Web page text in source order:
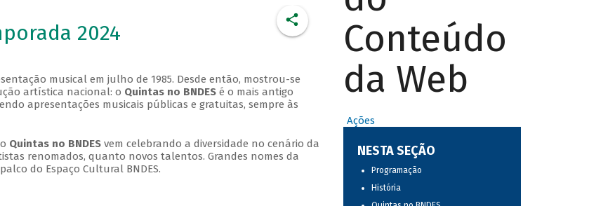
2024
musical em julho de 1985. Desde então, mostrou-se
artística nacional: o Quintas no BNDESé o mais antigo
apresentações musicais públicas e gratuitas, sempre às
Quintas no BNDESvem celebrando a diversidade no cenário da
renomados, quanto novos talentos. Grandes nomes da
do Espaço Cultural BNDES.
Conteúdo
da Web
Ações
NESTA SEÇÃO
Programação
História